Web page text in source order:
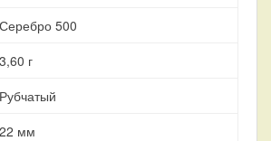
Серебро 500
3,60 г
Рубчатый
22 мм